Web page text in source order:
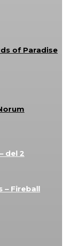
of Paradise
del 2
– Fireball